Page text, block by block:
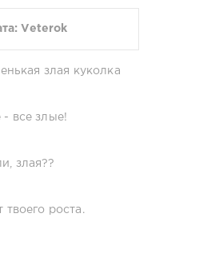
Veterok
злая куколка
- все злые!
злая??
твоего роста.